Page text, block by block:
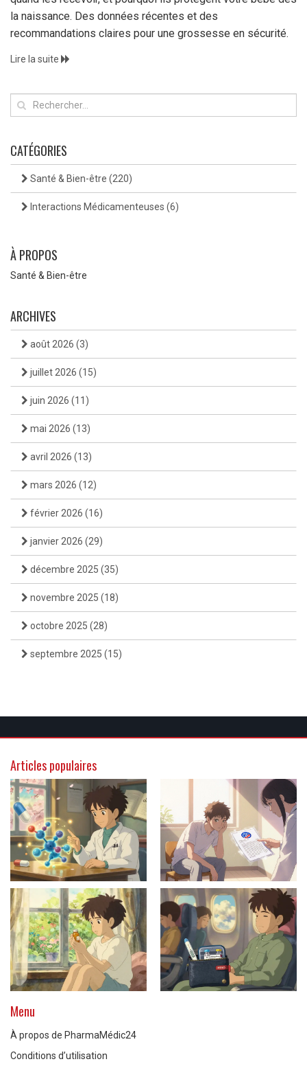
la naissance. Des données récentes et des
recommandations claires pour une grossesse en sécurité.
Lire la suite
CATÉGORIES
Santé & Bien-être (220)
Interactions Médicamenteuses (6)
À PROPOS
Santé & Bien-être
ARCHIVES
août 2026 (3)
juillet 2026 (15)
juin 2026 (11)
mai 2026 (13)
avril 2026 (13)
mars 2026 (12)
février 2026 (16)
janvier 2026 (29)
décembre 2025 (35)
novembre 2025 (18)
octobre 2025 (28)
septembre 2025 (15)
Articles populaires
Menu
À propos de PharmaMédic24
Conditions d’utilisation